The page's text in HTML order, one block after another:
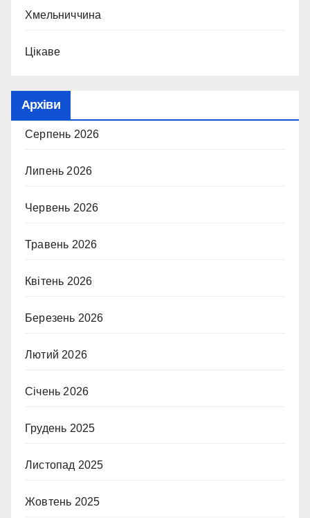
Хмельниччина
Цікаве
Архіви
Серпень 2026
Липень 2026
Червень 2026
Травень 2026
Квітень 2026
Березень 2026
Лютий 2026
Січень 2026
Грудень 2025
Листопад 2025
Жовтень 2025